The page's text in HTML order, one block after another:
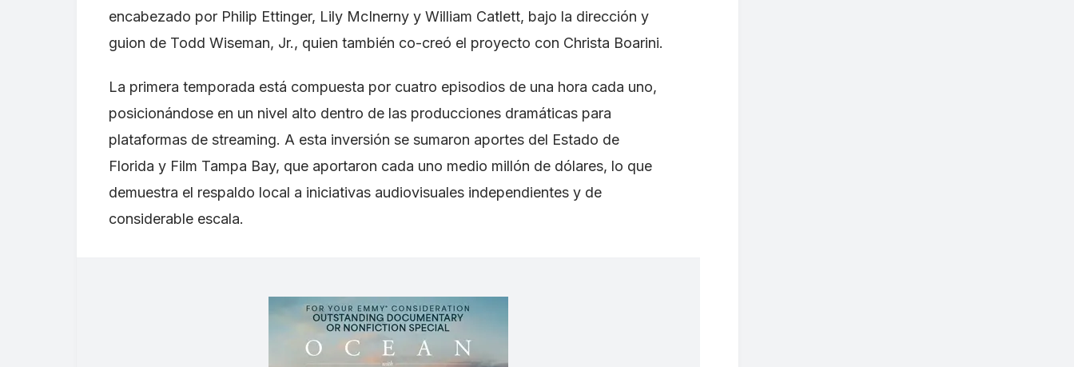
encabezado por Philip Ettinger, Lily McInerny y William Catlett, bajo la dirección y
guion de Todd Wiseman, Jr., quien también co-creó el proyecto con Christa Boarini.
La primera temporada está compuesta por cuatro episodios de una hora cada uno,
posicionándose en un nivel alto dentro de las producciones dramáticas para
plataformas de streaming. A esta inversión se sumaron aportes del Estado de
Florida y Film Tampa Bay, que aportaron cada uno medio millón de dólares, lo que
demuestra el respaldo local a iniciativas audiovisuales independientes y de
considerable escala.